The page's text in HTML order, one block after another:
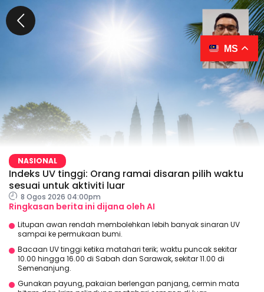
NASIONAL
Indeks UV tinggi: Orang ramai disaran pilih waktu
sesuai untuk aktiviti luar
8 Ogos 2026 04:00pm
Ringkasan berita ini dijana oleh AI
Litupan awan rendah membolehkan lebih banyak sinaran UV
sampai ke permukaan bumi.
Bacaan UV tinggi ketika matahari terik; waktu puncak sekitar
10.00 hingga 16.00 di Sabah dan Sarawak, sekitar 11.00 di
Semenanjung.
Gunakan payung, pakaian berlengan panjang, cermin mata
MS